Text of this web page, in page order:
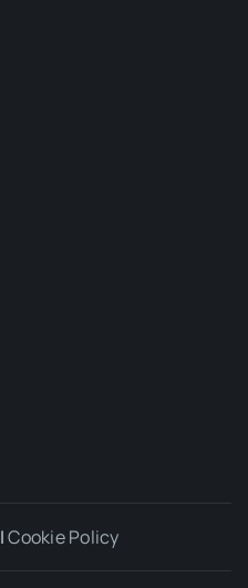
|Cookie Policy